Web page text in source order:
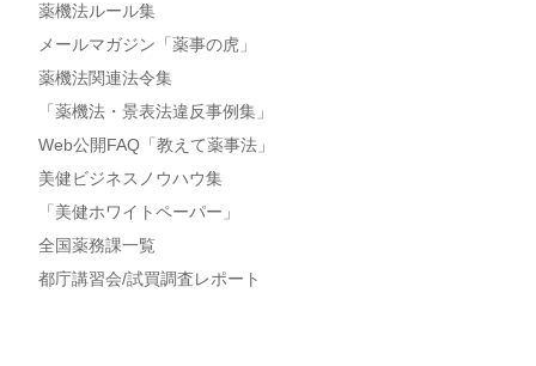
薬機法ルール集
メールマガジン「薬事の虎」
薬機法関連法令集
「薬機法・景表法違反事例集」
Web公開FAQ「教えて薬事法」
美健ビジネスノウハウ集
「美健ホワイトペーパー」
全国薬務課一覧
都庁講習会/試買調査レポート